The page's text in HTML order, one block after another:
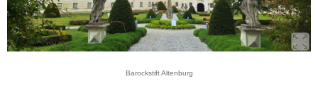
Barockstift Altenburg